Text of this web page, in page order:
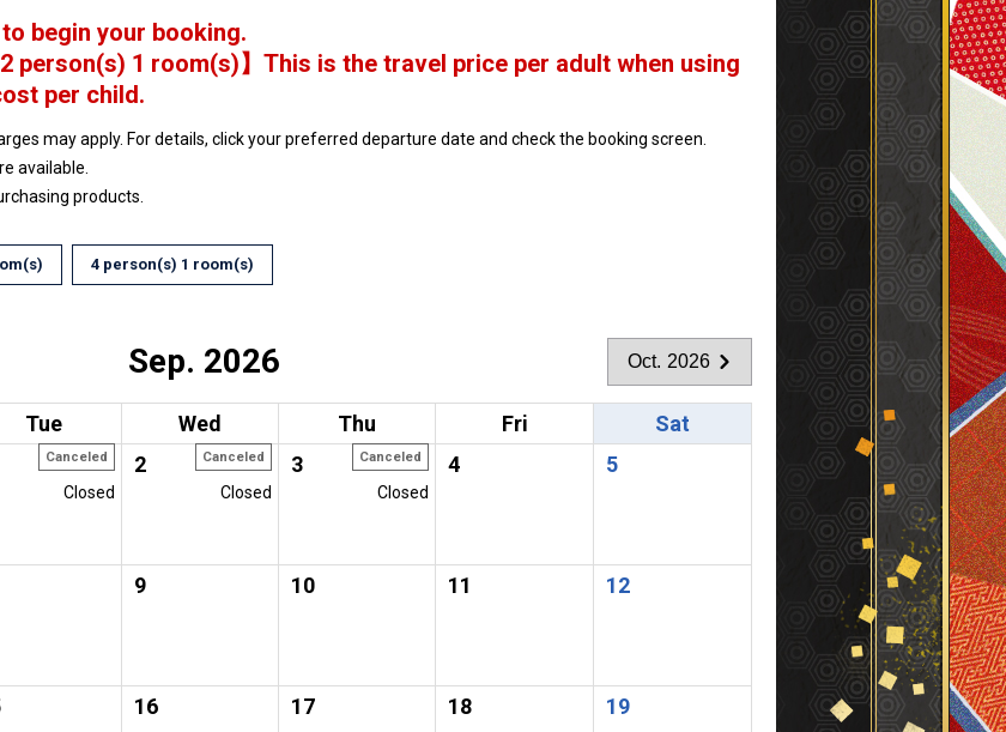
begin your booking.
2 person(s) 1 room(s)】This is the travel price per adult when using
per child.
may apply. For details, click your preferred departure date and check the booking screen.
available.
products.
4 person(s) 1 room(s)
Sep. 2026 Oct. 2026
Tue Wed Thu Fri
Sat
Canceled
Closed
2 Canceled
Closed
3 Canceled
Closed
4 5
9 10 11 12
16 17 18 19